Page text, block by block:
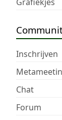
Inschrijven
Chat
Forum